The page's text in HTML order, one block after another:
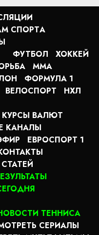
СПОРТA
ФУТБОЛ
ХОККЕЙ
MMA
ФОРМУЛА 1
ВЕЛОСПОРТ
НХЛ
КУРСЫ ВАЛЮТ
КАНАЛЫ
ЕВРОСПОРТ 1
ТЕННИСА
СЕРИАЛЫ